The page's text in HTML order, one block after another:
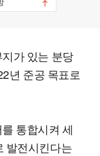
가 있는 분당
년 준공 목표로
통합시켜 세
발전시킨다는